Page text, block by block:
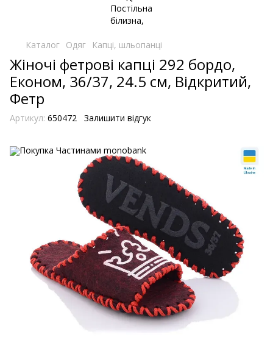
Каталог Одяг Капці, шльопанці
Жіночі фетрові капці 292 бордо,
Економ, 36/37, 24.5 см, Відкритий,
Фетр
Артикул: 650472 Залишити відгук